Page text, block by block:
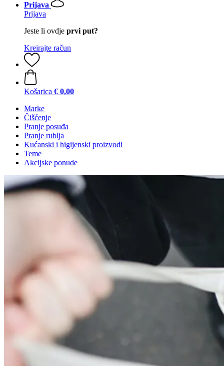
Prijava
Prijava
Jeste li ovdje prvi put?
Kreirajte račun
Košarica € 0,00
Marke
Čišćenje
Pranje posuđa
Pranje rublja
Kućanski i higijenski proizvodi
Teme
Akcijske ponude